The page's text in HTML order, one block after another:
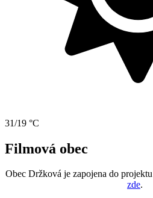
31/19 °C
Filmová obec
Obec Držková je zapojena do projektu
zde.